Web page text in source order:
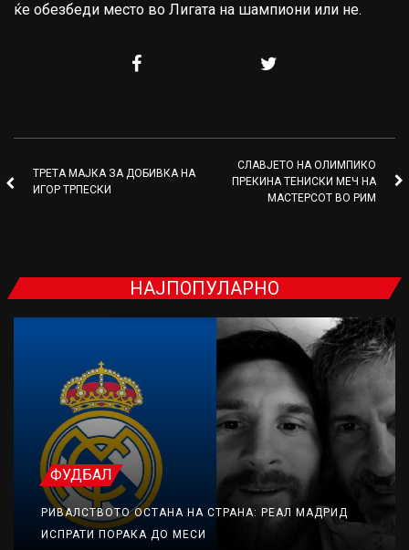
ќе обезбеди место во Лигата на шампиони или не.
ТРЕТА МАЈКА ЗА ДОБИВКА НА
ИГОР ТРПЕСКИ
СЛАВЈЕТО НА ОЛИМПИКО
ПРЕКИНА ТЕНИСКИ МЕЧ НА
МАСТЕРСОТ ВО РИМ
НАЈПОПУЛАРНО
ФУДБАЛ
РИВАЛСТВОТО ОСТАНА НА СТРАНА: РЕАЛ МАДРИД
ИСПРАТИ ПОРАКА ДО МЕСИ